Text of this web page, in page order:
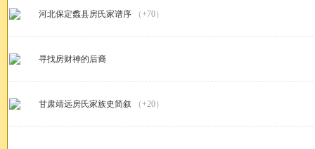
河北保定蠡县房氏家谱序 （+70）
寻找房财神的后裔
甘肃靖远房氏家族史简叙 （+20）